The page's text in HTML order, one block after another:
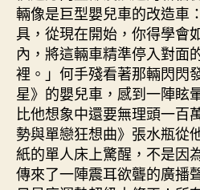
輛像是巨型嬰兒車的改造車
具，從現在開始，你得學會
內，將這輛車精準停入對面
裡。」何手殘看著那輛閃閃
星》的嬰兒車，感到一陣眩
比他想象中還要無理頭一百
勢與單戀狂想曲》張水瓶從
紙的單人床上驚醒，不是因
傳來了一陣震耳欲聾的廣播